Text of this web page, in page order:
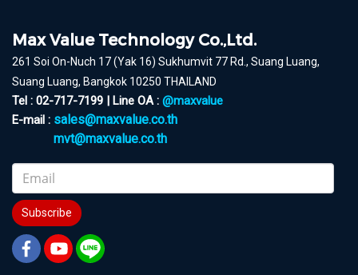
Max Value Technology Co.,Ltd.
261 Soi On-Nuch 17 (Yak 16) Sukhumvit 77 Rd., Suang Luang,
Suang Luang, Bangkok 10250 THAILAND
Tel : 02-717-7199 | Line OA : @maxvalue
E-mail : sales@maxvalue.co.th
mvt@maxvalue.co.th
Subscribe